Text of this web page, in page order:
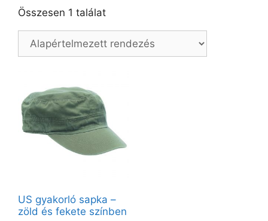
Összesen 1 találat
US gyakorló sapka –
zöld és fekete színben